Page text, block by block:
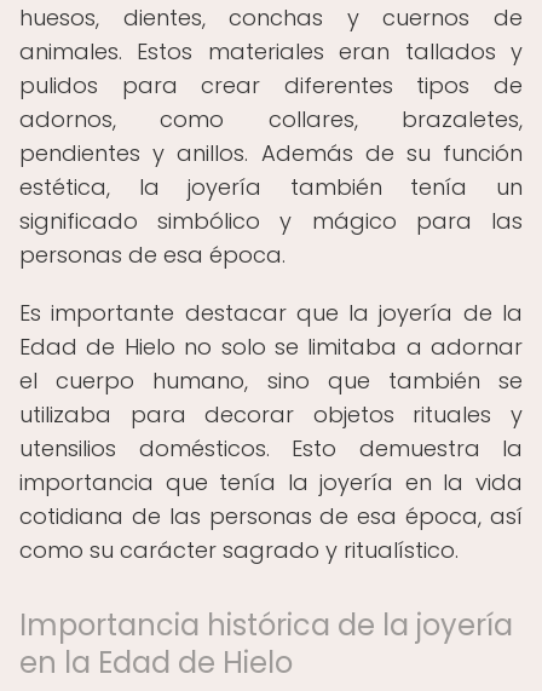
huesos, dientes, conchas y cuernos de
animales. Estos materiales eran tallados y
pulidos para crear diferentes tipos de
adornos, como collares, brazaletes,
pendientes y anillos. Además de su función
estética, la joyería también tenía un
significado simbólico y mágico para las
personas de esa época.
Es importante destacar que la joyería de la
Edad de Hielo no solo se limitaba a adornar
el cuerpo humano, sino que también se
utilizaba para decorar objetos rituales y
utensilios domésticos. Esto demuestra la
importancia que tenía la joyería en la vida
cotidiana de las personas de esa época, así
como su carácter sagrado y ritualístico.
Importancia histórica de la joyería
en la Edad de Hielo